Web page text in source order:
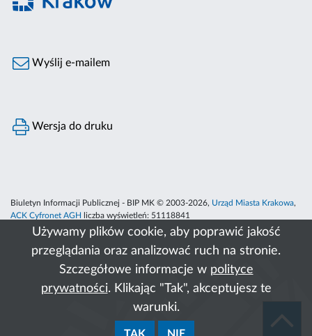
Używamy plików cookie, aby poprawić jakość
przeglądania oraz analizować ruch na stronie.
Szczegółowe informacje w polityce
prywatności. Klikając "Tak", akceptujesz te
warunki.
Wyślij e-mailem
Wersja do druku
Biuletyn Informacji Publicznej - BIP MK © 2003-2026, Urząd Miasta Krakowa,
ACK Cyfronet AGH
liczba wyświetleń: 51118841